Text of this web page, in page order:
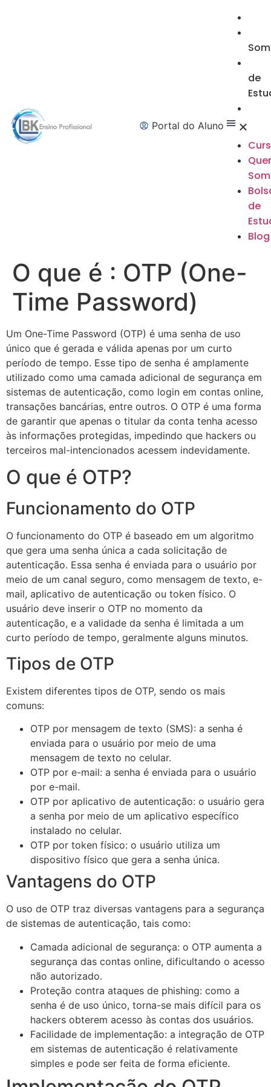
de
de
Blog
Portal do Aluno
O que é : OTP (One-
Time Password)
Um One-Time Password (OTP) é uma senha de uso
único que é gerada e válida apenas por um curto
período de tempo. Esse tipo de senha é amplamente
utilizado como uma camada adicional de segurança em
sistemas de autenticação, como login em contas online,
transações bancárias, entre outros. O OTP é uma forma
de garantir que apenas o titular da conta tenha acesso
às informações protegidas, impedindo que hackers ou
terceiros mal-intencionados acessem indevidamente.
O que é OTP?
Funcionamento do OTP
O funcionamento do OTP é baseado em um algoritmo
que gera uma senha única a cada solicitação de
autenticação. Essa senha é enviada para o usuário por
meio de um canal seguro, como mensagem de texto, e-
mail, aplicativo de autenticação ou token físico. O
usuário deve inserir o OTP no momento da
autenticação, e a validade da senha é limitada a um
curto período de tempo, geralmente alguns minutos.
Tipos de OTP
Existem diferentes tipos de OTP, sendo os mais
comuns:
OTP por mensagem de texto (SMS): a senha é
enviada para o usuário por meio de uma
mensagem de texto no celular.
OTP por e-mail: a senha é enviada para o usuário
por e-mail.
OTP por aplicativo de autenticação: o usuário gera
a senha por meio de um aplicativo específico
instalado no celular.
OTP por token físico: o usuário utiliza um
dispositivo físico que gera a senha única.
Vantagens do OTP
O uso de OTP traz diversas vantagens para a segurança
de sistemas de autenticação, tais como:
Camada adicional de segurança: o OTP aumenta a
segurança das contas online, dificultando o acesso
não autorizado.
Proteção contra ataques de phishing: como a
senha é de uso único, torna-se mais difícil para os
hackers obterem acesso às contas dos usuários.
Facilidade de implementação: a integração de OTP
em sistemas de autenticação é relativamente
simples e pode ser feita de forma eficiente.